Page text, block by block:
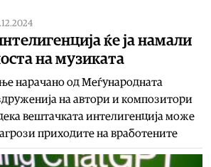
ќе ја намали
на музиката
нарачано од Меѓународната
на автори и композитори
вештачката интелигенција може
приходите на вработените